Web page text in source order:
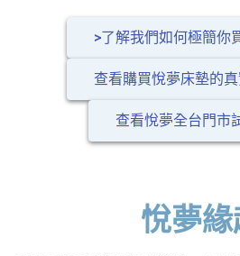
>了解我們如何極簡你
查看購買悅夢床墊的
查看悅夢全台門市
悅夢